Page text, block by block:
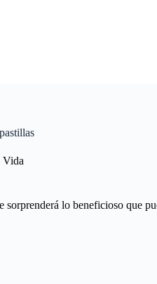
Vida
lo beneficioso que